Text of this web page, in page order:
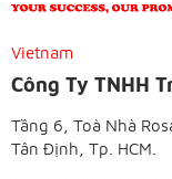
Vietnam
Công Ty TNHH
Tầng 6, Toà Nhà
Tân Định, Tp. HCM.